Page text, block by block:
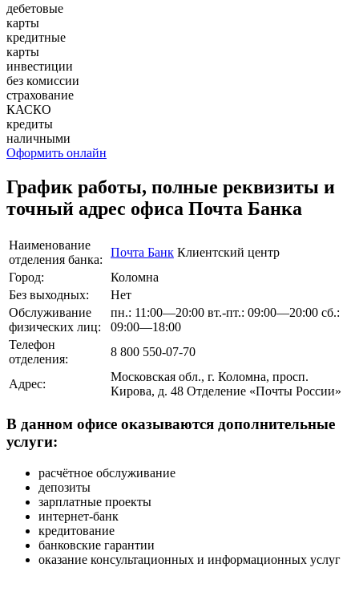
дебетовые
карты
кредитные
карты
инвестиции
без комиссии
страхование
КАСКО
кредиты
наличными
Оформить онлайн
График работы, полные реквизиты и
точный адрес офиса Почта Банка
Наименование
отделения банка:
Почта Банк Клиентский центр
Город:
Коломна
Без выходных:
Нет
Обслуживание
физических лиц:
пн.: 11:00—20:00 вт.-пт.: 09:00—20:00 сб.:
09:00—18:00
Телефон
отделения:
8 800 550-07-70
Адрес:
Московская обл., г. Коломна, просп.
Кирова, д. 48 Отделение «Почты России»
В данном офисе оказываются дополнительные
услуги:
расчётное обслуживание
депозиты
зарплатные проекты
интернет-банк
кредитование
банковские гарантии
оказание консультационных и информационных услуг